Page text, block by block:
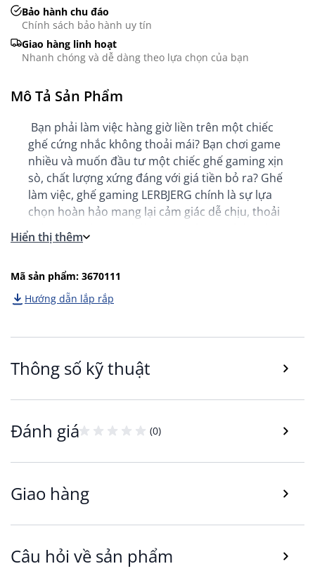
Bảo hành chu đáo
Chính sách bảo hành uy tín
Giao hàng linh hoạt
Nhanh chóng và dễ dàng theo lựa chọn của bạn
Mô Tả Sản Phẩm
Bạn phải làm việc hàng giờ liền trên một chiếc
ghế cứng nhắc không thoải mái? Bạn chơi game
nhiều và muốn đầu tư một chiếc ghế gaming xịn
sò, chất lượng xứng đáng với giá tiền bỏ ra? Ghế
làm việc, ghế gaming LERBJERG chính là sự lựa
chọn hoàn hảo mang lại cảm giác dễ chịu, thoải
chơi game thư giãn.
- Ghế gaming LERBJERG sở hữu diện mạo ấn
tượng và thời trang với tone màu đen phối viền
- Kiểu dáng thể thao, cá tính, của ghế gaming
LERBJERG không chỉ phù hợp với các game thủ
trong thế giới eSports mà vẫn có thể ứng dụng
trong không gian văn phòng.
- Cấu trúc và phong cách nổi bật của ghế gaming
LERBJERG dễ dàng làm bạn trở nên nổi bật trong
những buổi tụ tập chơi game cùng bạn bè.
Hiển thị thêm
Mã sản phẩm: 3670111
Hướng dẵn lắp rắp
Thông số kỹ thuật
Đánh giá (0)
Giao hàng
Câu hỏi về sản phẩm